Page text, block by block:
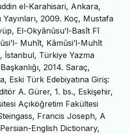
el-Karahisari, Ankara,
2009. Koç, Mustafa
El-Okyânûsu’l-Basît Fî
Muhît, Kâmûsi’l-Muhît
İstanbul, Türkiye Yazma
2014. Saraç,
Eski Türk Edebiyatına Giriş:
A. Gürer, 1. bs., Eskişehir,
Açıköğretim Fakültesi
Francis Joseph, A
English Dictionary,